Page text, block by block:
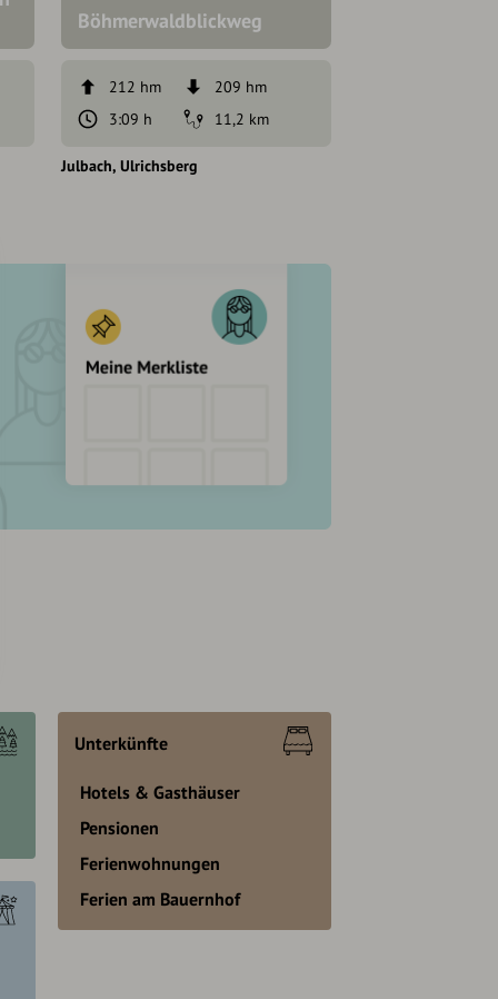
Böhmerwaldblickweg
212 hm
209 hm
3:09 h
11,2 km
Julbach Ulrichsberg
Unterkünfte
Hotels & Gasthäuser
Pensionen
Ferienwohnungen
Ferien am Bauernhof